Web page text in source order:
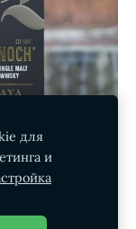
для
и